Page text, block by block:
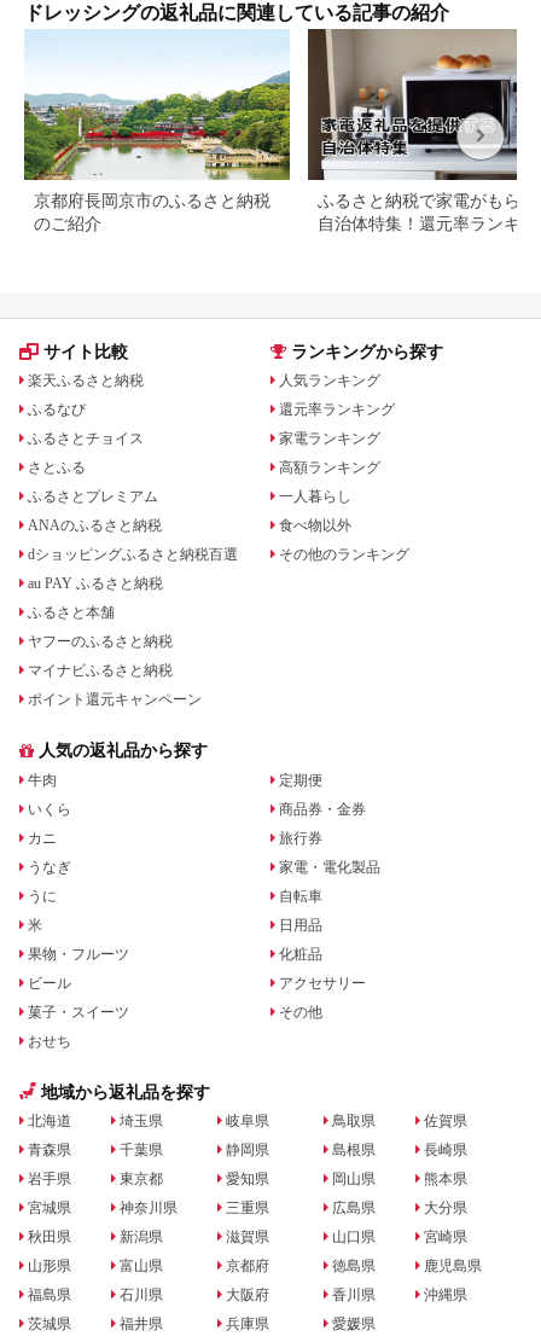
ドレッシングの返礼品に関連している記事の紹介
京都府長岡京市のふるさと納税
のご紹介
ふるさと納税で家電がもらえ
自治体特集！還元率ランキン
サイト比較
楽天ふるさと納税
ふるなび
ふるさとチョイス
さとふる
ふるさとプレミアム
ANAのふるさと納税
dショッピングふるさと納税百選
au PAY ふるさと納税
ふるさと本舗
ヤフーのふるさと納税
マイナビふるさと納税
ポイント還元キャンペーン
ランキングから探す
人気ランキング
還元率ランキング
家電ランキング
高額ランキング
一人暮らし
食べ物以外
その他のランキング
人気の返礼品から探す
牛肉
いくら
カニ
うなぎ
うに
米
果物・フルーツ
ビール
菓子・スイーツ
おせち
定期便
商品券・金券
旅行券
家電・電化製品
自転車
日用品
化粧品
アクセサリー
その他
地域から返礼品を探す
北海道
青森県
岩手県
宮城県
秋田県
山形県
福島県
茨城県
埼玉県
千葉県
東京都
神奈川県
新潟県
富山県
石川県
福井県
岐阜県
静岡県
愛知県
三重県
滋賀県
京都府
大阪府
兵庫県
鳥取県
島根県
岡山県
広島県
山口県
徳島県
香川県
愛媛県
佐賀県
長崎県
熊本県
大分県
宮崎県
鹿児島県
沖縄県